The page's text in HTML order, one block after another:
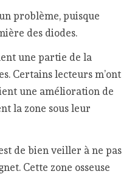
problème, puisque
des diodes.
une partie de la
Certains lecteurs m’ont
une amélioration de
la zone sous leur
de bien veiller à ne pas
Cette zone osseuse